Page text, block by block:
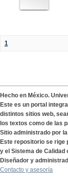
1
Hecho en México.
Este es un portal
distintos sitios web,
los textos como de las
Sitio administrado por
Este repositorio se
y el Sistema de
Diseñador y
Contacto y asesoría